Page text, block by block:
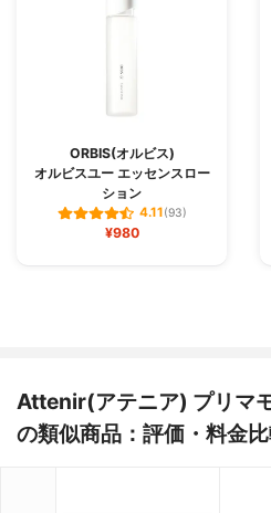
ORBIS(オルビス)
オルビスユー エッセンスロー
ション
4.11(93)
¥980
Attenir(アテニア) プリマ
の類似商品：評価・料金